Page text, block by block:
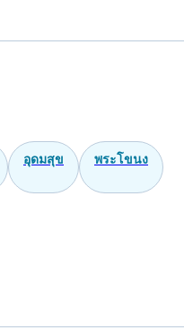
อุดมสุข พระโขนง